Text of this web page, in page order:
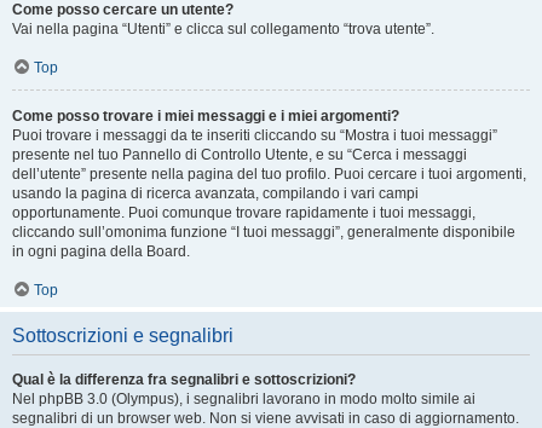
Come posso cercare un utente?
Vai nella pagina “Utenti” e clicca sul collegamento “trova utente”.
Top
Come posso trovare i miei messaggi e i miei argomenti?
Puoi trovare i messaggi da te inseriti cliccando su “Mostra i tuoi messaggi”
presente nel tuo Pannello di Controllo Utente, e su “Cerca i messaggi
dell’utente” presente nella pagina del tuo profilo. Puoi cercare i tuoi argomenti,
usando la pagina di ricerca avanzata, compilando i vari campi
opportunamente. Puoi comunque trovare rapidamente i tuoi messaggi,
cliccando sull’omonima funzione “I tuoi messaggi”, generalmente disponibile
in ogni pagina della Board.
Top
Sottoscrizioni e segnalibri
Qual è la differenza fra segnalibri e sottoscrizioni?
Nel phpBB 3.0 (Olympus), i segnalibri lavorano in modo molto simile ai
segnalibri di un browser web. Non si viene avvisati in caso di aggiornamento.